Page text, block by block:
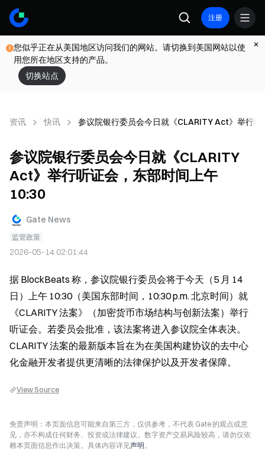
注册
您似乎正在从美国地区访问我们的网站。请切换到美国网站以使
用您所在地区支持的产品。
切换站点
资讯 快讯 参议院银行委员会今日就《CLARITY Act》举行听
参议院银行委员会今日就《CLARITY
Act》举行听证会，东部时间上午
10:30
Gate News
监管政策
2026-05-14 02:01:44
据 BlockBeats 称，参议院银行委员会将于今天（5 月 14
日）上午 10:30（美国东部时间，10:30 p.m. 北京时间）就
《CLARITY 法案》（加密货币市场结构与创新法案）举行
听证会。若委员会批准，该法案将进入参议院全体表决。
CLARITY 法案的最新版本旨在为在美国构建协议的去中心
化金融开发者提供更清晰的法律保护以及开发者保障。
View Source
免责声明：本页面信息可能来自第三方，仅供参考，不代表 Gate 的观点或意
见，亦不构成任何财务、投资或法律建议。数字资产交易风险较高，请勿仅依
赖本页面信息作出决策。具体内容详见声明。